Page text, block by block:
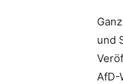
und
AfD-